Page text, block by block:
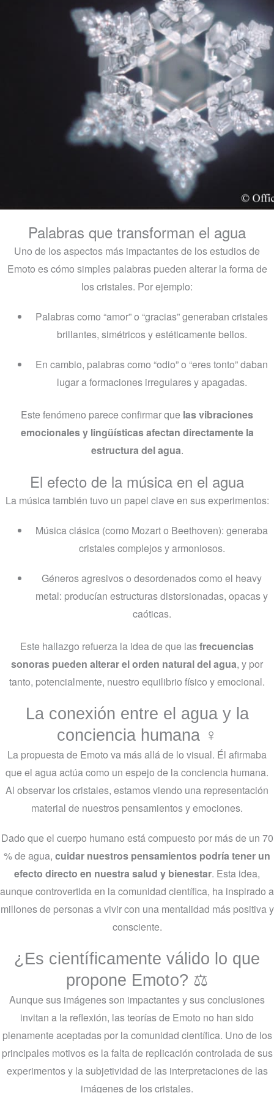
Palabras que transforman el agua
Uno de los aspectos más impactantes de los estudios de
Emoto es cómo simples palabras pueden alterar la forma de
los cristales. Por ejemplo:
Palabras como “amor” o “gracias” generaban cristales
brillantes, simétricos y estéticamente bellos.
En cambio, palabras como “odio” o “eres tonto” daban
lugar a formaciones irregulares y apagadas.
Este fenómeno parece confirmar que las vibraciones
emocionales y lingüísticas afectan directamente la
estructura del agua.
El efecto de la música en el agua
La música también tuvo un papel clave en sus experimentos:
Música clásica (como Mozart o Beethoven): generaba
cristales complejos y armoniosos.
Géneros agresivos o desordenados como el heavy
metal: producían estructuras distorsionadas, opacas y
caóticas.
Este hallazgo refuerza la idea de que lasfrecuencias
sonoras pueden alterar el orden natural del agua, y por
tanto, potencialmente, nuestro equilibrio físico y emocional.
La conexión entre el agua y la
conciencia humana ‍♀️
La propuesta de Emoto va más allá de lo visual. Él afirmaba
que el agua actúa como un espejo de la conciencia humana.
Al observar los cristales, estamos viendo una representación
material de nuestros pensamientos y emociones.
Dado que el cuerpo humano está compuesto por más de un 70
% de agua, cuidar nuestros pensamientos podría tener un
efecto directo en nuestra salud y bienestar. Esta idea,
aunque controvertida en la comunidad científica, ha inspirado a
millones de personas a vivir con una mentalidad más positiva y
consciente.
¿Es científicamente válido lo que
propone Emoto? ⚖️
Aunque sus imágenes son impactantes y sus conclusiones
invitan a la reflexión, las teorías de Emoto no han sido
plenamente aceptadas por la comunidad científica. Uno de los
principales motivos es la falta de replicación controlada de sus
experimentos y la subjetividad de las interpretaciones de las
imágenes de los cristales.